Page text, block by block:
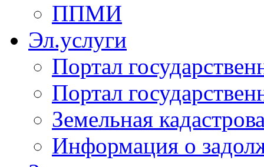
ППМИ
Эл.услуги
Портал
Портал
Земельная
Информация о